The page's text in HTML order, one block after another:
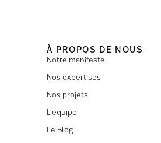
À PROPOS DE NOUS
Notre manifeste
Nos expertises
Nos projets
L’équipe
Le Blog